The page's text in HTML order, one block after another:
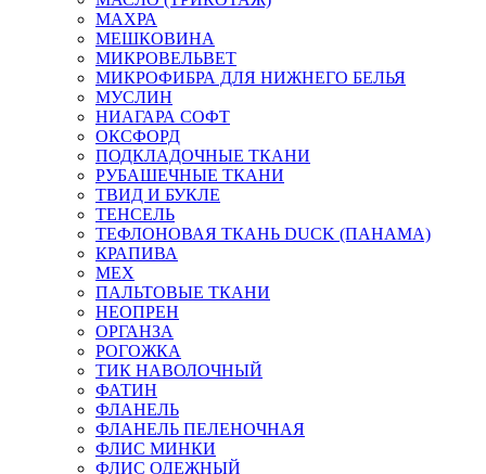
МАХРА
МЕШКОВИНА
МИКРОВЕЛЬВЕТ
МИКРОФИБРА ДЛЯ НИЖНЕГО БЕЛЬЯ
МУСЛИН
НИАГАРА СОФТ
ОКСФОРД
ПОДКЛАДОЧНЫЕ ТКАНИ
РУБАШЕЧНЫЕ ТКАНИ
ТВИД И БУКЛЕ
ТЕНСЕЛЬ
ТЕФЛОНОВАЯ ТКАНЬ DUCK (ПАНАМА)
КРАПИВА
МЕХ
ПАЛЬТОВЫЕ ТКАНИ
НЕОПРЕН
ОРГАНЗА
РОГОЖКА
ТИК НАВОЛОЧНЫЙ
ФАТИН
ФЛАНЕЛЬ
ФЛАНЕЛЬ ПЕЛЕНОЧНАЯ
ФЛИС МИНКИ
ФЛИС ОДЕЖНЫЙ